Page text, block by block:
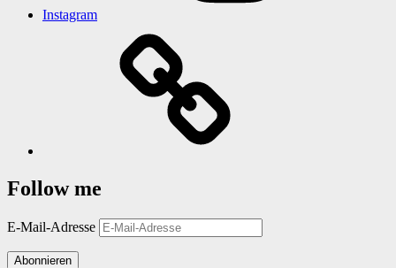
Instagram
Follow me
E-Mail-Adresse
Abonnieren